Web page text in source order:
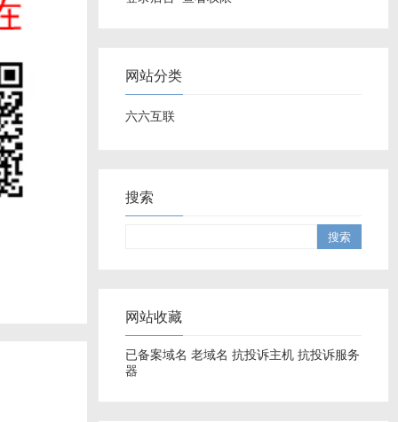
网站分类
六六互联
搜索
网站收藏
已备案域名 老域名 抗投诉主机 抗投诉服务
器